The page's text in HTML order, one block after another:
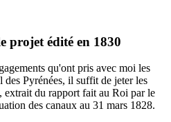
projet édité en 1830
qu'ont pris avec moi les
Pyrénées, il suffit de jeter les
extrait du rapport fait au Roi par le
des canaux au 31 mars 1828.